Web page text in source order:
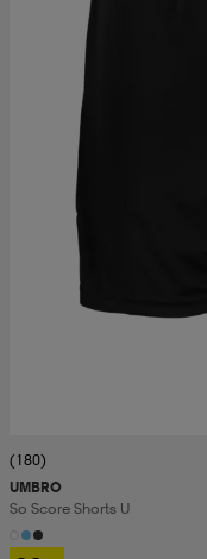
(180)
UMBRO
So Score Shorts U